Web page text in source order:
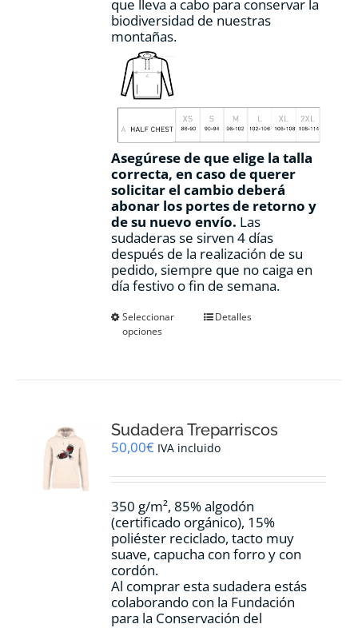
que lleva a cabo para conservar la
biodiversidad de nuestras
montañas.
Asegúrese de que elige la talla
correcta, en caso de querer
solicitar el cambio deberá
abonar los portes de retorno y
de su nuevo envío. Las
sudaderas se sirven 4 días
después de la realización de su
pedido, siempre que no caiga en
día festivo o fin de semana.
Seleccionar
opciones
Este
se
pueden
en
página
de
producto
Detalles
Sudadera Treparriscos
50,00€ IVA incluido
350 g/m², 85% algodón
(certificado orgánico), 15%
poliéster reciclado, tacto muy
suave, capucha con forro y con
cordón.
Al comprar esta sudadera estás
colaborando con la Fundación
para la Conservación del